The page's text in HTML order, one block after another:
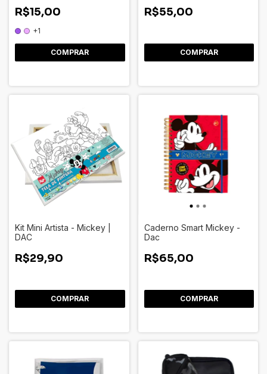
R$15,00
+1
COMPRAR
R$55,00
Kit Mini Artista - Mickey |
DAC
R$29,90
Caderno Smart Mickey -
Dac
R$65,00
COMPRAR